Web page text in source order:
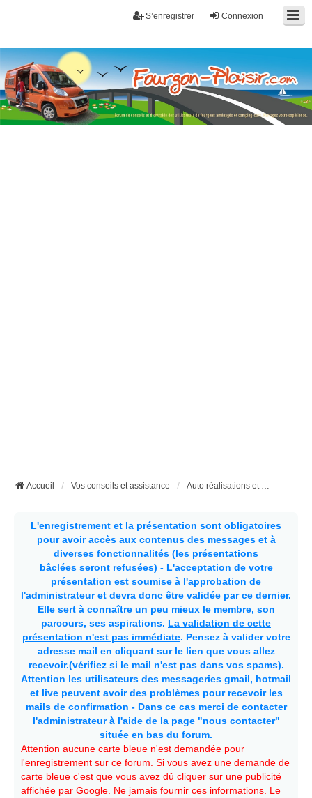
Connexion
S’enregistrer
Fourgon-plaisir.com
Forum de conseils et d'entraide des utilisateurs de fourgons, fourgons
aménagés, vans et de camping-car. Partagez votre expérience.
Accueil Vos conseils et assistance Auto réalisations et bricolages divers
L'enregistrement et la présentation sont obligatoires
pour avoir accès aux contenus des messages et à
diverses fonctionnalités (les présentations
bâclées seront refusées) - L'acceptation de votre
présentation est soumise à l'approbation de
l'administrateur et devra donc être validée par ce dernier.
Elle sert à connaître un peu mieux le membre, son
parcours, ses aspirations. La validation de cette
présentation n'est pas immédiate. Pensez à valider votre
adresse mail en cliquant sur le lien que vous allez
recevoir.(vérifiez si le mail n'est pas dans vos spams).
Attention les utilisateurs des messageries gmail, hotmail
et live peuvent avoir des problèmes pour recevoir les
mails de confirmation - Dans ce cas merci de contacter
l'administrateur à l'aide de la page "nous contacter"
située en bas du forum.
Attention aucune carte bleue n'est demandée pour
l'enregistrement sur ce forum. Si vous avez une demande de
carte bleue c'est que vous avez dû cliquer sur une publicité
affichée par Google. Ne jamais fournir ces informations. Le